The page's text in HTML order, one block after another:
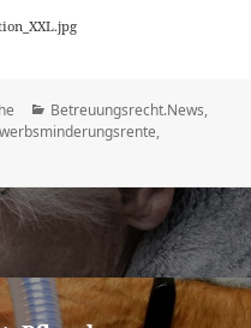
Kategorien
Betreuungsrecht.News,
,